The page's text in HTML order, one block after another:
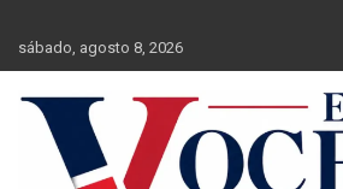
contenido
sábado, agosto 8, 2026